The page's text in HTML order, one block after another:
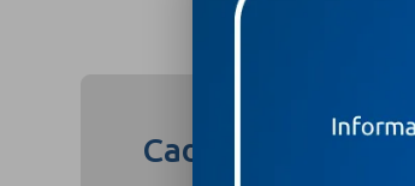
Cadastre-se